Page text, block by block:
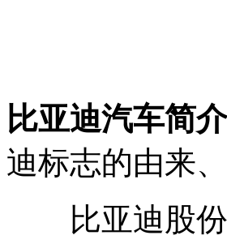
比亚迪汽车简介
迪标志的由来
比亚迪股份